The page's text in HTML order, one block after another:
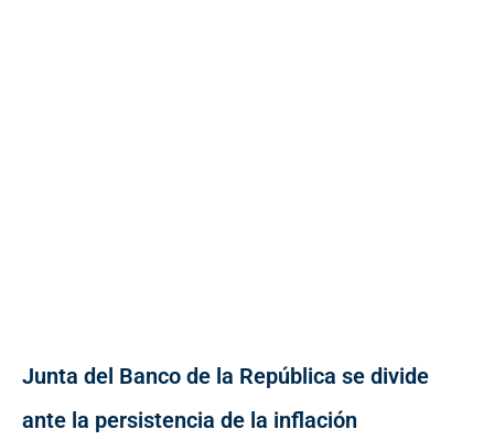
Junta del Banco de la República se divide
ante la persistencia de la inflación